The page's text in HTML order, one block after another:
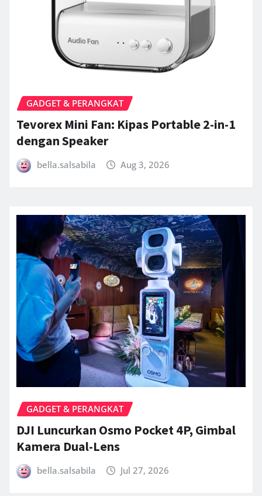
GADGET & PERANGKAT
Tevorex Mini Fan: Kipas Portable 2-in-1
dengan Speaker
bella.salsabila Aug 3, 2026
GADGET & PERANGKAT
DJI Luncurkan Osmo Pocket 4P, Gimbal
Kamera Dual-Lens
bella.salsabila Jul 27, 2026